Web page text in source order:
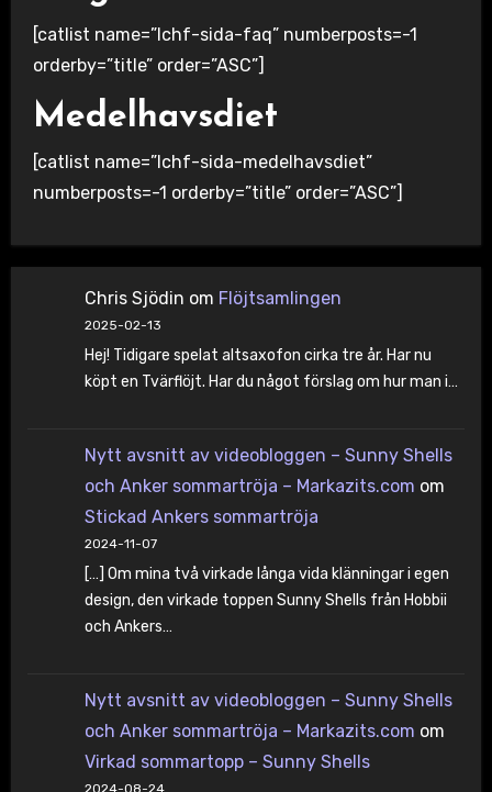
[catlist name=”lchf-sida-faq” numberposts=-1
orderby=”title” order=”ASC”]
Medelhavsdiet
[catlist name=”lchf-sida-medelhavsdiet”
numberposts=-1 orderby=”title” order=”ASC”]
Chris Sjödin om Flöjtsamlingen
2025-02-13
Hej! Tidigare spelat altsaxofon cirka tre år. Har nu
köpt en Tvärflöjt. Har du något förslag om hur man i…
Nytt avsnitt av videobloggen – Sunny Shells
och Anker sommartröja – Markazits.com om
Stickad Ankers sommartröja
2024-11-07
[…] Om mina två virkade långa vida klänningar i egen
design, den virkade toppen Sunny Shells från Hobbii
och Ankers…
Nytt avsnitt av videobloggen – Sunny Shells
och Anker sommartröja – Markazits.com om
Virkad sommartopp – Sunny Shells
2024-08-24